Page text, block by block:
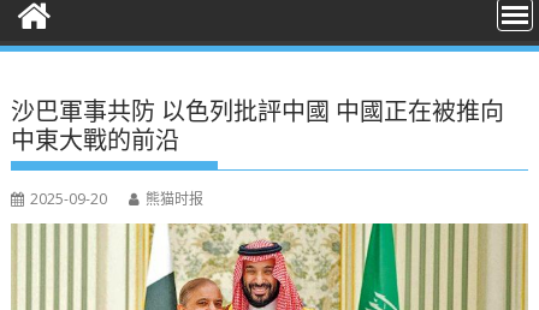
t
沙巴軍事共防 以色列批評中國 中國正在被推向
中東大戰的前沿
2025-09-20 熊猫时报